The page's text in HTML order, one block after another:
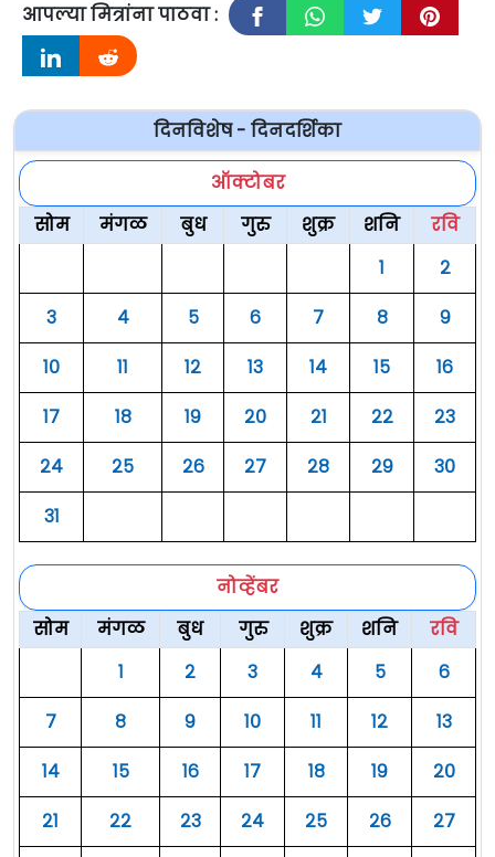
आपल्या मित्रांना पाठवा :
दिनविशेष - दिनदर्शिका
ऑक्टोबर
सोम
मंगळ बुध गुरु शुक्र शनि
रवि
१
२
३
४ ५ ६ ७ ८
९
१०
११ १२ १३ १४ १५
१६
१७
१८ १९ २० २१ २२
२३
२४
२५ २६ २७ २८ २९
३०
३१
नोव्हेंबर
सोम
मंगळ बुध गुरु शुक्र शनि
रवि
१
२ ३ ४ ५
६
७
८ ९ १० ११ १२
१३
१४
१५ १६ १७ १८ १९
२०
२१
२२ २३ २४ २५ २६
२७